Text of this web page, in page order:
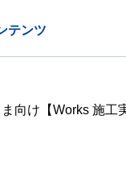
テンツ
向け【Works 施工